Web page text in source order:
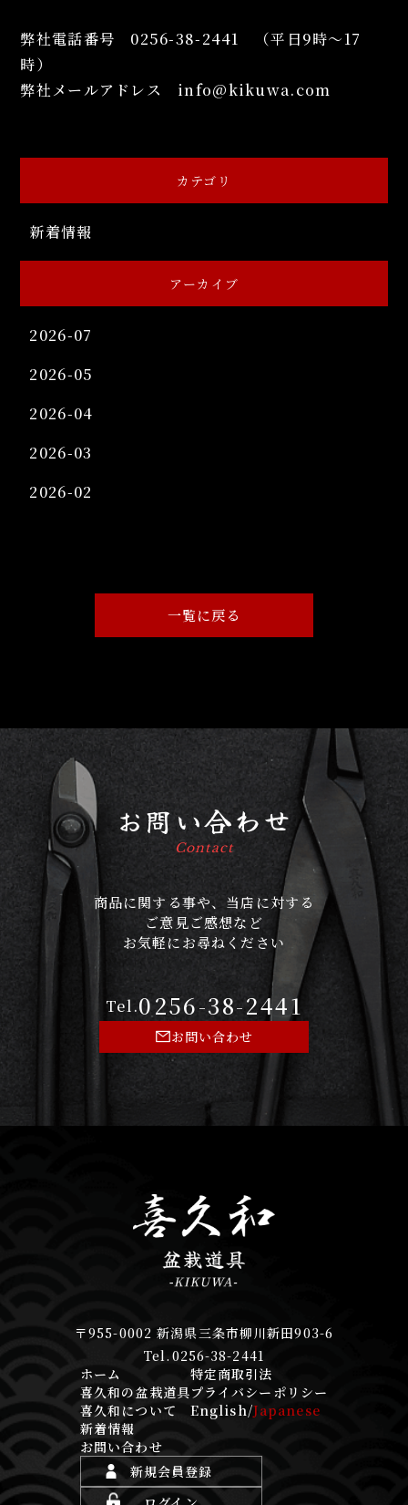
弊社電話番号 0256-38-2441 （平日9時～17
時）
弊社メールアドレス info@kikuwa.com
カテゴリ
新着情報
アーカイブ
2026-07
2026-05
2026-04
2026-03
2026-02
一覧に戻る
お問い合わせ
Contact
商品に関する事や、当店に対する
ご意見ご感想など
お気軽にお尋ねください
Tel.0256-38-2441
お問い合わせ
〒955-0002 新潟県三条市柳川新田903-6
Tel.0256-38-2441
ホーム
喜久和の盆栽道具
喜久和について
新着情報
お問い合わせ
特定商取引法
プライバシーポリシー
English/Japanese
新規会員登録